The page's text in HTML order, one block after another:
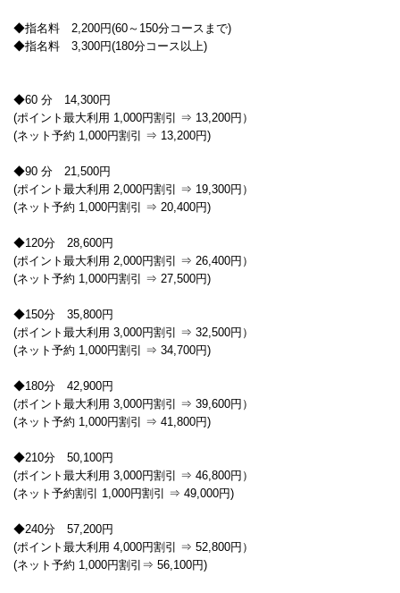
◆指名料 2,200円(60～150分コースまで)
◆指名料 3,300円(180分コース以上)
◆60 分 14,300円
(ポイント最大利用 1,000円割引 ⇒ 13,200円）
(ネット予約 1,000円割引 ⇒ 13,200円)
◆90 分 21,500円
(ポイント最大利用 2,000円割引 ⇒ 19,300円）
(ネット予約 1,000円割引 ⇒ 20,400円)
◆120分 28,600円
(ポイント最大利用 2,000円割引 ⇒ 26,400円）
(ネット予約 1,000円割引 ⇒ 27,500円)
◆150分 35,800円
(ポイント最大利用 3,000円割引 ⇒ 32,500円）
(ネット予約 1,000円割引 ⇒ 34,700円)
◆180分 42,900円
(ポイント最大利用 3,000円割引 ⇒ 39,600円）
(ネット予約 1,000円割引 ⇒ 41,800円)
◆210分 50,100円
(ポイント最大利用 3,000円割引 ⇒ 46,800円）
(ネット予約割引 1,000円割引 ⇒ 49,000円)
◆240分 57,200円
(ポイント最大利用 4,000円割引 ⇒ 52,800円）
(ネット予約 1,000円割引⇒ 56,100円)